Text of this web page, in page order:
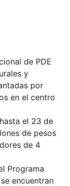
de PDE
y
por
en el centro
el 23 de
de pesos
de 4
Programa
encuentran